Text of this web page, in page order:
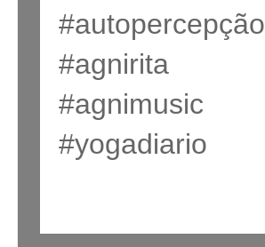
#autopercepção
#agnirita
#agnimusic
#yogadiario